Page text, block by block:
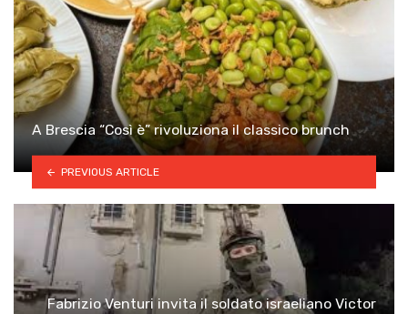
A Brescia “Così è” rivoluziona il classico brunch
PREVIOUS ARTICLE
Fabrizio Venturi invita il soldato israeliano Victor